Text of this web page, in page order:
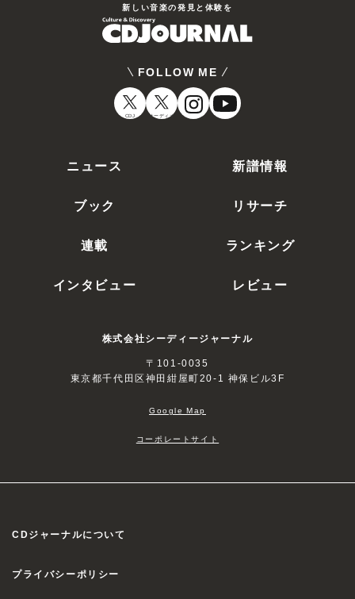
新しい⾳楽の発⾒と体験を
FOLLOW ME
CDJ オーディオ
ニュース 新譜情報
ブック リサーチ
連載 ランキング
インタビュー レビュー
株式会社シーディージャーナル
〒101-0035
東京都千代田区神田紺屋町20-1 神保ビル3F
Google Map
コーポレートサイト
CDジャーナルについて
プライバシーポリシー